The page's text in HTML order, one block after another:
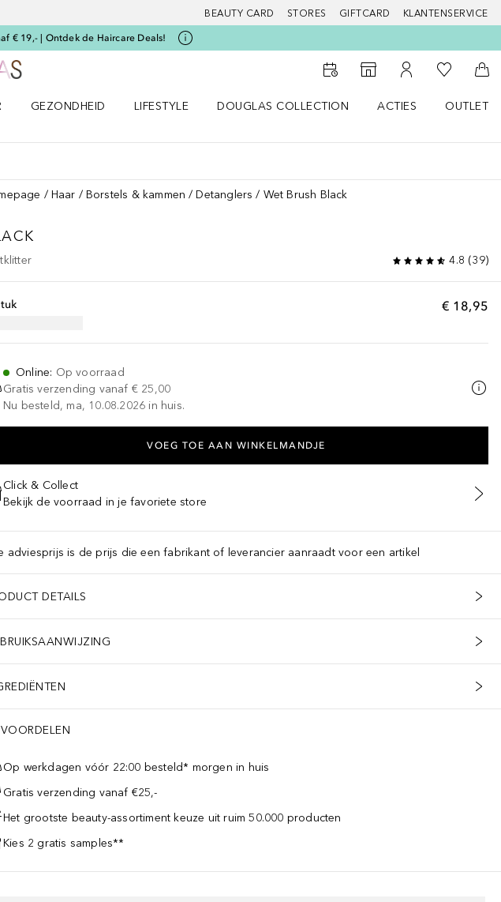
BEAUTY CARD STORES GIFTCARD KLANTENSERVICE
€ 19,- | Ontdek de Haircare Deals!
Naar StorefinderNaar Mijn Account
Naar Mijn
GEZONDHEID
LIFESTYLE
DOUGLAS COLLECTION
ACTIES
OUTLET
Haar Borstels & kammen Detanglers Wet Brush Black
4.8 (39)
€ 18,95
Online: Op voorraad
Gratis verzending vanaf € 25,00
Nu besteld, ma, 10.08.2026 in huis.
VOEG TOE AAN WINKELMANDJE
Click & Collect
Bekijk de voorraad in je favoriete store
adviesprijs is de prijs die een fabrikant of leverancier aanraadt voor een artikel
DETAILS
Op werkdagen vóór 22:00 besteld* morgen in huis
Gratis verzending vanaf €25,-
Het grootste beauty-assortiment keuze uit ruim 50.000 producten
Kies 2 gratis samples**